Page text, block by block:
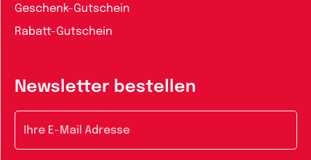
Geschenk-Gutschein
Rabatt-Gutschein
Newsletter bestellen